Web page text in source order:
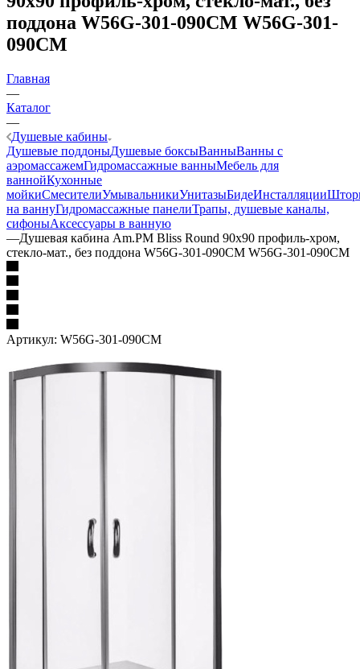
поддона W56G-301-090CM W56G-301-
090CM
Главная
—
Каталог
—
Душевые кабины
Душевые поддоныДушевые боксыВанныВанны с
аэромассажемГидромассажные ванныМебель для
ваннойКухонные
мойкиСмесителиУмывальникиУнитазыБидеИнсталляции
на ваннуГидромассажные панелиТрапы, душевые каналы,
сифоныАксессуары в ванную
—Душевая кабина Am.PM Bliss Round 90x90 профиль-хром,
стекло-мат., без поддона W56G-301-090CM W56G-301-090CM
Артикул: W56G-301-090CM